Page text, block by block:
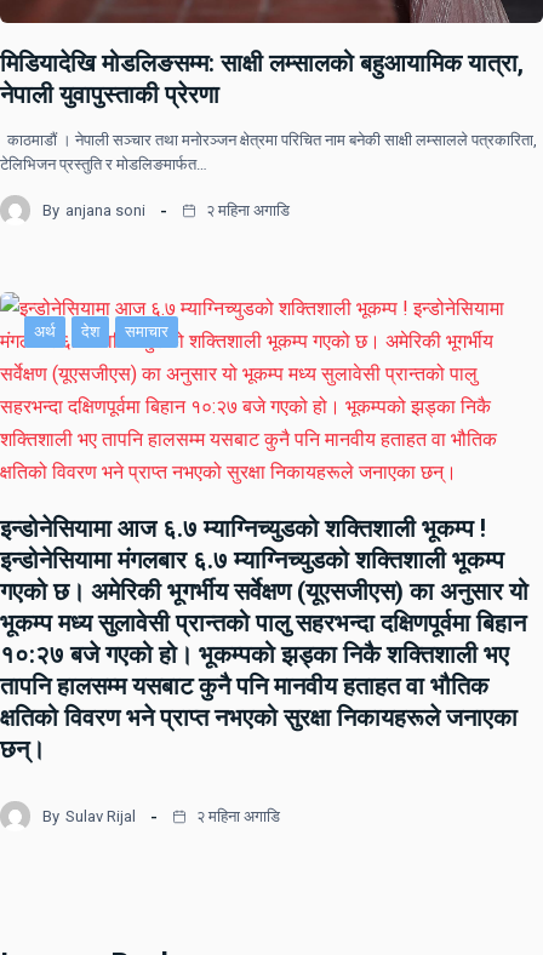
मिडियादेखि मोडलिङसम्म: साक्षी लम्सालको बहुआयामिक यात्रा,
नेपाली युवापुस्ताकी प्रेरणा
काठमाडौं । नेपाली सञ्चार तथा मनोरञ्जन क्षेत्रमा परिचित नाम बनेकी साक्षी लम्सालले पत्रकारिता,
टेलिभिजन प्रस्तुति र मोडलिङमार्फत…
By anjana soni २ महिना अगाडि
अर्थ देश समाचार
इन्डोनेसियामा आज ६.७ म्याग्निच्युडको शक्तिशाली भूकम्प !
इन्डोनेसियामा मंगलबार ६.७ म्याग्निच्युडको शक्तिशाली भूकम्प
गएको छ। अमेरिकी भूगर्भीय सर्वेक्षण (यूएसजीएस) का अनुसार यो
भूकम्प मध्य सुलावेसी प्रान्तको पालु सहरभन्दा दक्षिणपूर्वमा बिहान
१०:२७ बजे गएको हो। भूकम्पको झड्का निकै शक्तिशाली भए
तापनि हालसम्म यसबाट कुनै पनि मानवीय हताहत वा भौतिक
क्षतिको विवरण भने प्राप्त नभएको सुरक्षा निकायहरूले जनाएका
छन्।
By Sulav Rijal २ महिना अगाडि